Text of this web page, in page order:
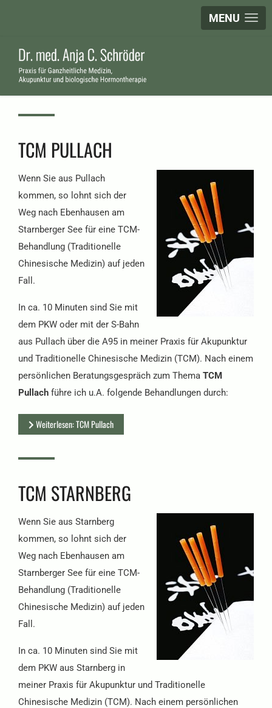
MENU
TCM PULLACH
Wenn Sie aus Pullach
kommen, so lohnt sich der
Weg nach Ebenhausen am
Starnberger See für eine TCM-
Behandlung (Traditionelle
Chinesische Medizin) auf jeden
Fall.
In ca. 10 Minuten sind Sie mit
dem PKW oder mit der S-Bahn
aus Pullach über die A95 in meiner Praxis für Akupunktur
und Traditionelle Chinesische Medizin (TCM). Nach einem
persönlichen Beratungsgespräch zum Thema TCM
Pullach führe ich u.A. folgende Behandlungen durch:
Weiterlesen: TCM Pullach
TCM STARNBERG
Wenn Sie aus Starnberg
kommen, so lohnt sich der
Weg nach Ebenhausen am
Starnberger See für eine TCM-
Behandlung (Traditionelle
Chinesische Medizin) auf jeden
Fall.
In ca. 10 Minuten sind Sie mit
dem PKW aus Starnberg in
meiner Praxis für Akupunktur und Traditionelle
Chinesische Medizin (TCM). Nach einem persönlichen